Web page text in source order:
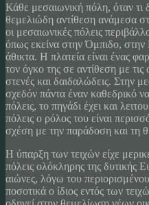
Κάθε μεσαιωνική πόλη, όταν τι
θεμελιώδη αντίθεση ανάμεσα
οι μεσαιωνικές πόλεις
όπως εκείνα στην Όμπιδο, στην
άθικτα. Η πλατεία είναι ένας
τον όγκο της σε αντίθεση με τις
στενές και δαιδαλώδεις. Στην
σχεδόν πάντα έναν καθεδρικό
πόλεις, το πηγάδι έχει και
πόλεις ο ρόλος του είναι
σχέση με την παράδοση και τη
Η ύπαρξη των τειχών είχε
πόλεις ολόκληρης της δυτικής
αιώνες, λόγω του
ποσοτικά ο ίδιος εντός των